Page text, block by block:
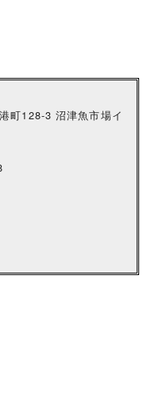
町128-3 沼津魚市場イ